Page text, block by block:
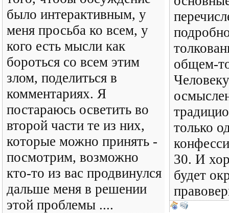
было интерактивным, у
меня просьба ко всем, у
кого есть мысли как
бороться со всем этим
злом, поделиться в
комментариях. Я
постараюсь осветить во
второй части те из них,
которые можно принять -
посмотрим, возможно
кто-то из вас продвинулся
дальше меня в решении
этой проблемы ....
общем-
только
30. И
будет